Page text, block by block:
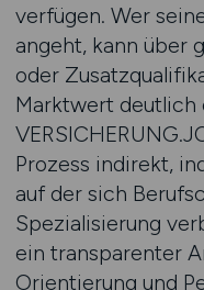
verfügen. Wer
angeht, kann über
oder
Marktwert deutlich
Prozess indirekt,
auf der sich
Spezialisierung
ein transparenter
Orientierung und